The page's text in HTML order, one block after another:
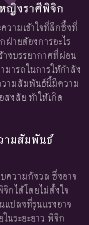
ญิงราศีพิจิก
ามเข้าใจที่ลึกซึ้งที่
ายต้องการอะไร
งบรรยากาศที่ผ่อน
ารถในการให้กำลัง
วามสัมพันธ์นี้มีความ
งสัย ทำให้เกิด
มสัมพันธ์
ความกังวล ซึ่งอาจ
กได้โดยไม่ตั้งใจ
แปลงที่รุนแรงอาจ
นระยะยาว พิจิก